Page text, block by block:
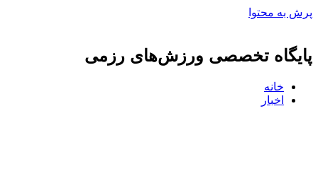
پرش به محتوا
پایگاه تخصصی ورزش‌های رزمی
خانه
اخبار